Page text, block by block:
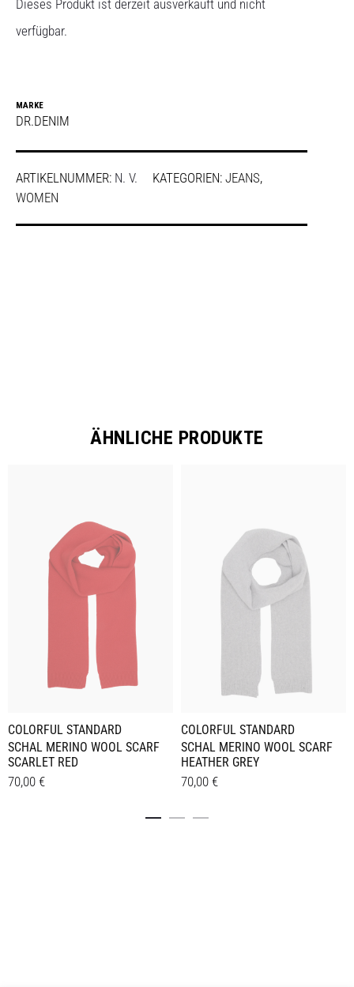
Dieses Produkt ist derzeit ausverkauft und nicht
verfügbar.
MARKE
DR.DENIM
ARTIKELNUMMER: N. V. KATEGORIEN: JEANS,
WOMEN
ÄHNLICHE PRODUKTE
COLORFUL STANDARD
SCHAL MERINO WOOL SCARF
SCARLET RED
70,00 €
COLORFUL STANDARD
SCHAL MERINO WOOL SCARF
HEATHER GREY
70,00 €